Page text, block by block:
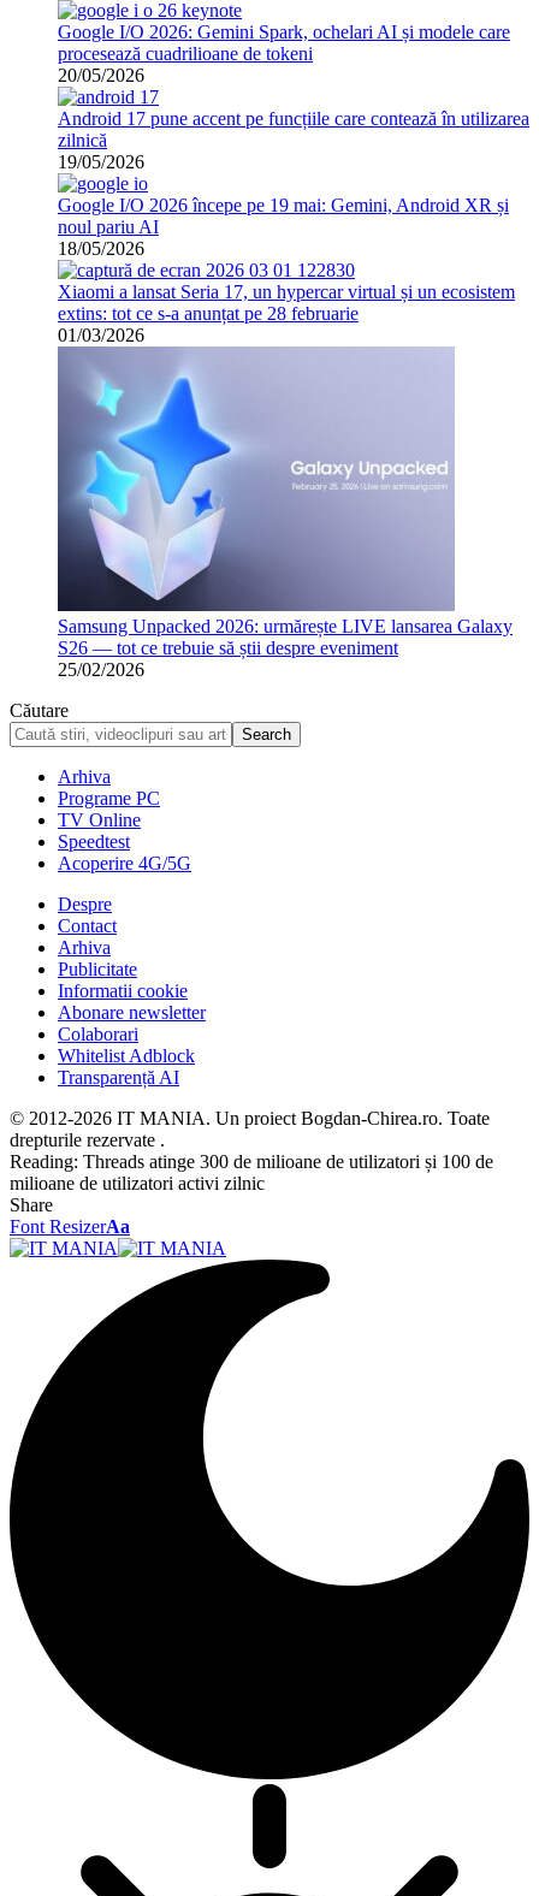
Google I/O 2026: Gemini Spark, ochelari AI și modele care
procesează cuadrilioane de tokeni
20/05/2026
Android 17 pune accent pe funcțiile care contează în utilizarea
zilnică
19/05/2026
Google I/O 2026 începe pe 19 mai: Gemini, Android XR și
noul pariu AI
18/05/2026
Xiaomi a lansat Seria 17, un hypercar virtual și un ecosistem
extins: tot ce s-a anunțat pe 28 februarie
01/03/2026
Samsung Unpacked 2026: urmărește LIVE lansarea Galaxy
S26 — tot ce trebuie să știi despre eveniment
25/02/2026
Căutare
Arhiva
Programe PC
TV Online
Speedtest
Acoperire 4G/5G
Despre
Contact
Arhiva
Publicitate
Informatii cookie
Abonare newsletter
Colaborari
Whitelist Adblock
Transparență AI
© 2012-2026 IT MANIA. Un proiect Bogdan-Chirea.ro. Toate
drepturile rezervate .
Reading: Threads atinge 300 de milioane de utilizatori și 100 de
milioane de utilizatori activi zilnic
Share
Font ResizerAa